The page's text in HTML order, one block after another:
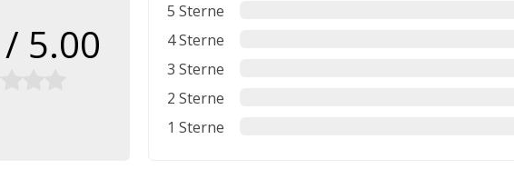
5.00
5 Sterne
4 Sterne
3 Sterne
2 Sterne
1 Sterne